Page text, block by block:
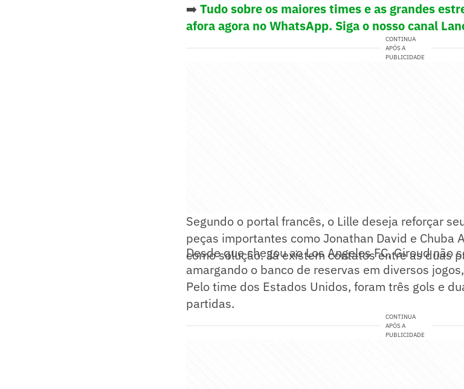
➡️ Tudo sobre os maiores times e as grandes
afora agora no WhatsApp. Siga o nosso canal
CONTINUA
APÓS A
PUBLICIDADE
Segundo o portal francês, o Lille deseja reforçar
peças importantes como Jonathan David e Chuba
como solução. Já existem contatos entre as duas
Desde que chegou ao Los Angeles FC, Giroud não
amargando o banco de reservas em diversos
Pelo time dos Estados Unidos, foram três gols e
partidas.
CONTINUA
APÓS A
PUBLICIDADE